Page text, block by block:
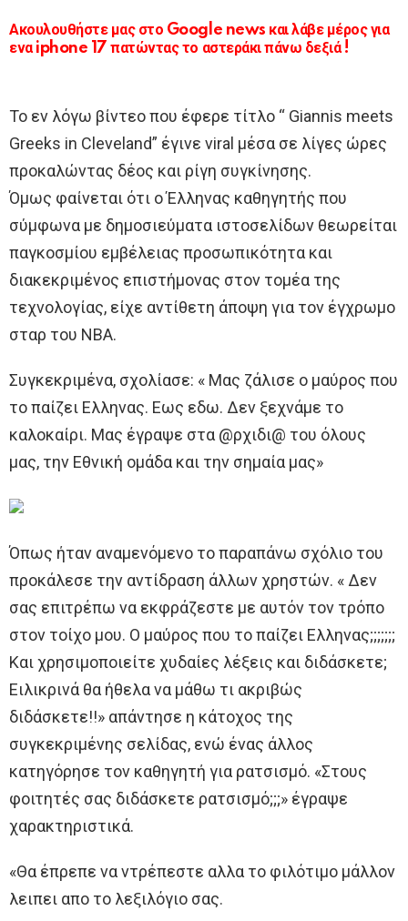
Ακουλουθήστε μας στο Google news και λάβε μέρος για
ενα iphone 17 πατώντας το αστεράκι πάνω δεξιά !
Το εν λόγω βίντεο που έφερε τίτλο “ Giannis meets
Greeks in Cleveland” έγινε viral μέσα σε λίγες ώρες
προκαλώντας δέος και ρίγη συγκίνησης.
Όμως φαίνεται ότι ο Έλληνας καθηγητής που
σύμφωνα με δημοσιεύματα ιστοσελίδων θεωρείται
παγκοσμίου εμβέλειας προσωπικότητα και
διακεκριμένος επιστήμονας στον τομέα της
τεχνολογίας, είχε αντίθετη άποψη για τον έγχρωμο
σταρ του NBA.
Συγκεκριμένα, σχολίασε: « Μας ζάλισε ο μαύρος που
το παίζει Ελληνας. Εως εδω. Δεν ξεχνάμε το
καλοκαίρι. Μας έγραψε στα @ρχιδι@ του όλους
μας, την Εθνική ομάδα και την σημαία μας»
Όπως ήταν αναμενόμενο το παραπάνω σχόλιο του
προκάλεσε την αντίδραση άλλων χρηστών. « Δεν
σας επιτρέπω να εκφράζεστε με αυτόν τον τρόπο
στον τοίχο μου. Ο μαύρος που το παίζει Ελληνας;;;;;;;
Και χρησιμοποιείτε χυδαίες λέξεις και διδάσκετε;
Ειλικρινά θα ήθελα να μάθω τι ακριβώς
διδάσκετε!!» απάντησε η κάτοχος της
συγκεκριμένης σελίδας, ενώ ένας άλλος
κατηγόρησε τον καθηγητή για ρατσισμό. «Στους
φοιτητές σας διδάσκετε ρατσισμό;;;» έγραψε
χαρακτηριστικά.
«Θα έπρεπε να ντρέπεστε αλλα το φιλότιμο μάλλον
λειπει απο το λεξιλόγιο σας.